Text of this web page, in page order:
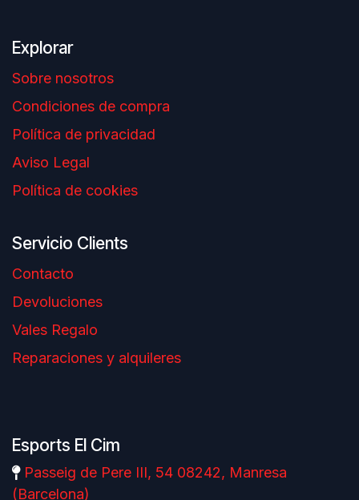
Explorar
Sobre nosotros
Condiciones de compra
Política de privacidad
Aviso Legal
Política de cookies
Servicio Clients
Contacto
Devoluciones
Vales Regalo
Reparaciones y alquileres
Esports El Cim
Passeig de Pere III, 54 08242, Manresa
(Barcelona)